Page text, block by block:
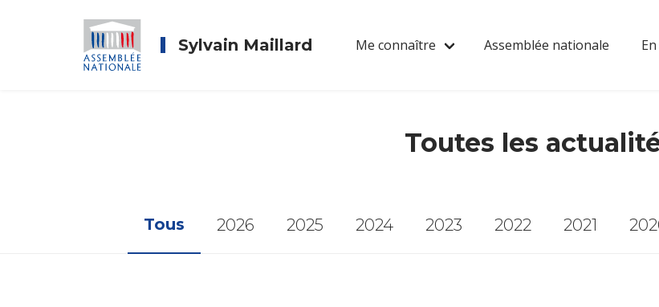
Sylvain Maillard Me connaître Assemblée nationale
Toutes les
Tous 2026 2025 2024 2023 2022 2021